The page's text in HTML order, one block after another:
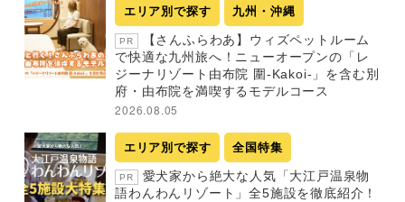
エリア別で探す 九州・沖縄
PR
【さんふらわあ】ウィズペットルーム
で快適な九州旅へ！ニューオープンの「レ
ジーナリゾート由布院 圍-Kakoi-」を含む別
府・由布院を満喫するモデルコース
2026.08.05
エリア別で探す 全国特集
PR
愛犬家から絶大な人気「大江戸温泉物
語わんわんリゾート」全5施設を徹底紹介！